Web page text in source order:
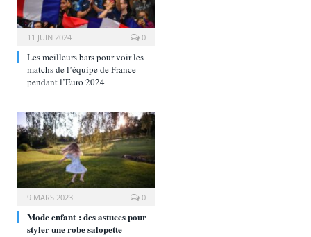
11 JUIN 2024 0
Les meilleurs bars pour voir les
matchs de l’équipe de France
pendant l’Euro 2024
9 MARS 2023 0
Mode enfant : des astuces pour
styler une robe salopette